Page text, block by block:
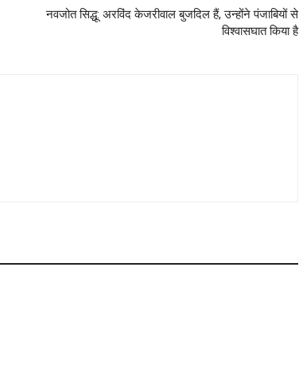
नवजोत सिद्धू: अरविंद केजरीवाल बुजदिल हैं, उन्होंने पंजाबियों से
विश्वासघात किया है